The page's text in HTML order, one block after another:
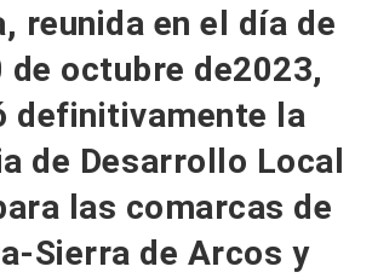
reunida en el día de
de octubre de2023,
definitivamente la
de Desarrollo Local
las comarcas de
Sierra de Arcos y